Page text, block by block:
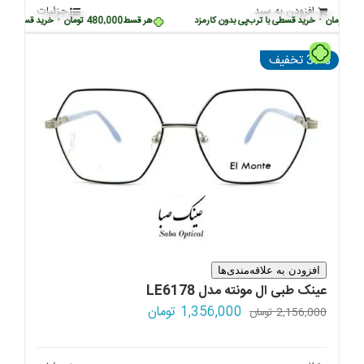
هر قسط480,000تومان • خرید قسطی با خرید قسطی با ترب‌پی بدون کارمزد
بود.
افزودن به سبد جزئیات
37% تخفیف
افزودن به علاقه‌مندی‌ها
عینک طبی ال مونته مدل LE6178
2,156,000تومان قیمت
1,356,000 تومان